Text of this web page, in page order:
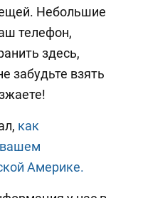
Небольшие
телефон,
здесь,
забудьте взять
как
вашем
Америке.